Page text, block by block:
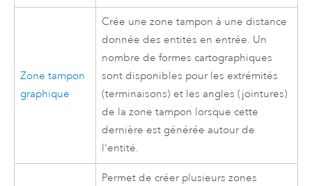
Zone tampon
graphique
Crée une zone tampon à une distance
donnée des entités en entrée. Un
nombre de formes cartographiques
sont disponibles pour les extrémités
(terminaisons) et les angles (jointures)
de la zone tampon lorsque cette
dernière est générée autour de
l'entité.
Permet de créer plusieurs zones